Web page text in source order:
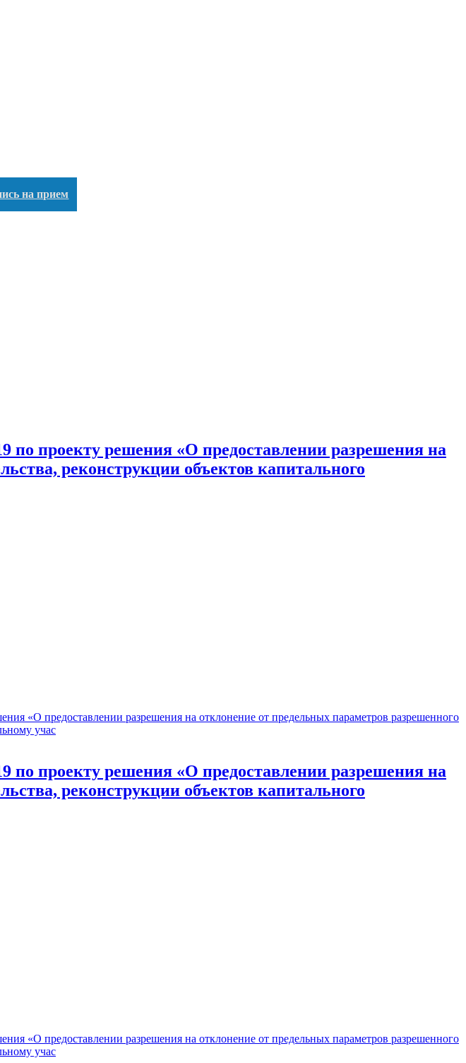
на прием
по проекту решения «О предоставлении разрешения на
реконструкции объектов капитального
«О предоставлении разрешения на отклонение от предельных параметров разрешенного
учас
по проекту решения «О предоставлении разрешения на
реконструкции объектов капитального
«О предоставлении разрешения на отклонение от предельных параметров разрешенного
учас